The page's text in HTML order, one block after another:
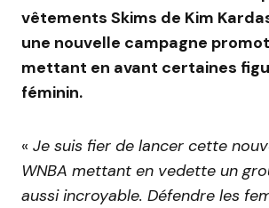
vêtements Skims de Kim
une nouvelle campagne
mettant en avant certaines
féminin.
« Je suis fier de lancer cette
WNBA mettant en vedette un
aussi incroyable. Défendre les